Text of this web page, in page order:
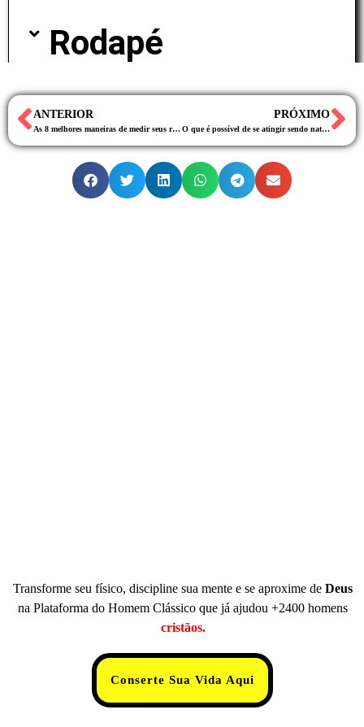
Rodapé​
ANTERIOR
As 8 melhores maneiras de medir seus resultados
PRÓXIMO
O que é possível de se atingir sendo natural?
Transforme seu físico, discipline sua mente e se aproxime de Deus
na Plataforma do Homem Clássico que já ajudou +2400 homens
cristãos.
Conserte Sua Vida Aqui